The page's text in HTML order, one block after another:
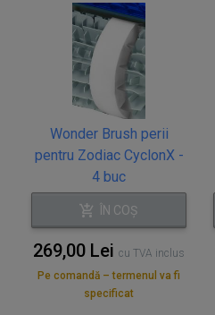
Wonder Brush perii
pentru Zodiac CyclonX -
4 buc
ÎN COȘ
269,00 Lei cu TVA inclus
Pe comandă – termenul va fi
specificat